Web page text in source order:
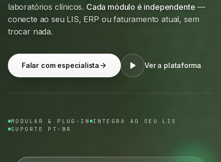
laboratórios clínicos. Cada módulo é independente —
conecte ao seu LIS, ERP ou faturamento atual, sem
trocar nada.
Falar com especialista Ver a plataforma
MODULAR & PLUG-IN INTEGRA AO SEU LIS
SUPORTE PT-BR